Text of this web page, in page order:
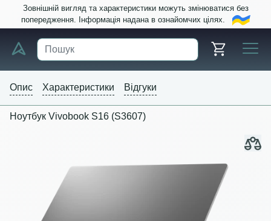
Зовнішній вигляд та характеристики можуть змінюватися без
попередження. Інформація надана в ознайомчих цілях.
Опис Характеристики Відгуки
Ноутбук Vivobook S16 (S3607)